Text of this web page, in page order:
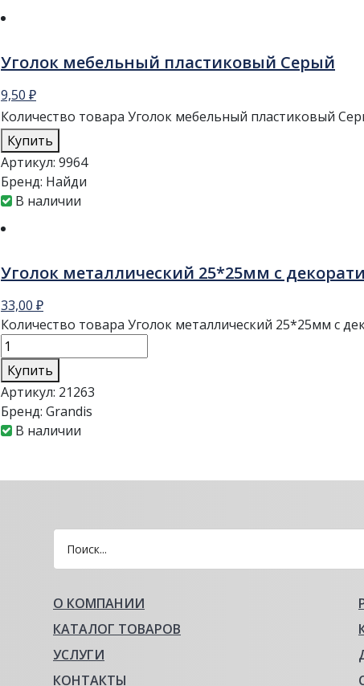
Уголок мебельный пластиковый Серый
9,50 ₽
Количество товара Уголок мебельный пластиковый
Купить
Артикул: 9964
Бренд: Найди
В наличии
Уголок металлический 25*25мм с
33,00 ₽
Количество товара Уголок металлический 25*25мм с
Купить
Артикул: 21263
Бренд: Grandis
В наличии
О КОМПАНИИ
КАТАЛОГ ТОВАРОВ
УСЛУГИ
КОНТАКТЫ